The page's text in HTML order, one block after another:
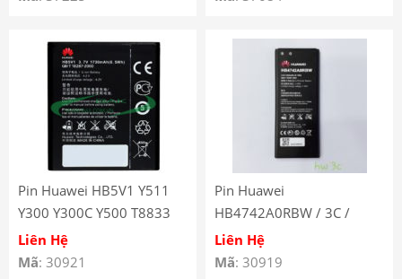
Pin Huawei HB5V1 Y511
Y300 Y300C Y500 T8833
U8833 G350 Y535C Y516
Liên Hệ
Mã: 30921
Pin Huawei
HB4742A0RBW / 3C /
HONOR 3C / G730 / G740
Liên Hệ
Mã: 30919